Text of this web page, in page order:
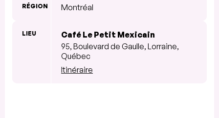
RÉGION Montréal
LIEU
Café Le Petit Mexicain
95, Boulevard de Gaulle, Lorraine,
Québec
Itinéraire